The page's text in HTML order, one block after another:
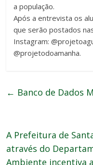
a população.
Após a entrevista os
que serão postados
Instagram:
@projetodoamanha.
← Banco de Dados
A Prefeitura de
através do
Ambiente incentiva